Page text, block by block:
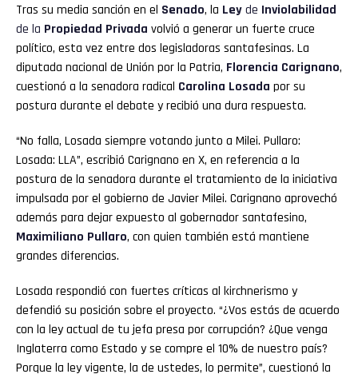
Tras su media sanción en el Senado, la Leyde Inviolabilidad
de la Propiedad Privada volvió a generar un fuerte cruce
político, esta vez entre dos legisladoras santafesinas. La
diputada nacional de Unión por la Patria, Florencia Carignano,
cuestionó a la senadora radical Carolina Losada por su
postura durante el debate y recibió una dura respuesta.
“No falla, Losada siempre votando junto a Milei. Pullaro:
Losada: LLA”, escribió Carignano en X, en referencia a la
postura de la senadora durante el tratamiento de la iniciativa
impulsada por el gobierno de Javier Milei. Carignano aprovechó
además para dejar expuesto al gobernador santafesino,
Maximiliano Pullaro, con quien también está mantiene
grandes diferencias.
Losada respondió con fuertes críticas al kirchnerismo y
defendió su posición sobre el proyecto. “¿Vos estás de acuerdo
con la ley actual de tu jefa presa por corrupción? ¿Que venga
Inglaterra como Estado y se compre el 10% de nuestro país?
Porque la ley vigente, la de ustedes, lo permite”, cuestionó la